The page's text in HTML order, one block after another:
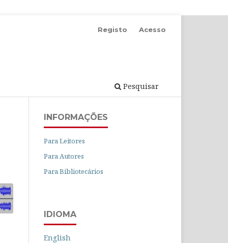
Pesquisar
Registo Acesso
INFORMAÇÕES
Para Leitores
Para Autores
Para Bibliotecários
IDIOMA
English